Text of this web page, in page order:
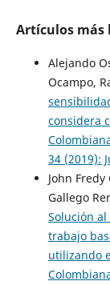
Artículos más
Alejando
Ocampo,
considera
34 (2019):
John
Gallego
Solución
trabajo
utilizando